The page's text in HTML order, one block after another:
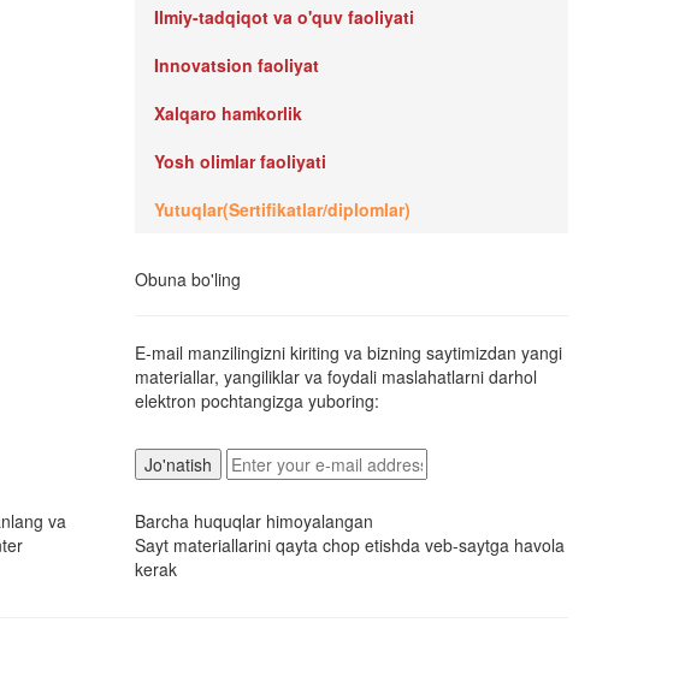
Ilmiy-tadqiqot va o'quv faoliyati
Innovatsion faoliyat
Xalqaro hamkorlik
Yosh olimlar faoliyati
Yutuqlar(Sertifikatlar/diplomlar)
Obuna bo'ling
E-mail manzilingizni kiriting va bizning saytimizdan yangi
materiallar, yangiliklar va foydali maslahatlarni darhol
elektron pochtangizga yuboring:
va
Barcha huquqlar himoyalangan
Sayt materiallarini qayta chop etishda veb-saytga havola
kerak